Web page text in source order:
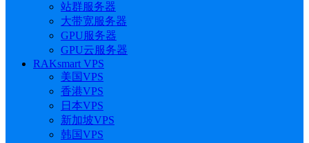
站群服务器
大带宽服务器
GPU服务器
GPU云服务器
RAKsmart VPS
美国VPS
香港VPS
日本VPS
新加坡VPS
韩国VPS